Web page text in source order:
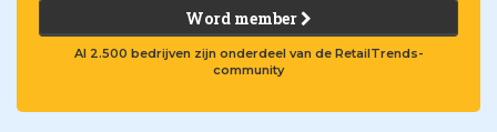
Word member
Al 2.500 bedrijven zijn onderdeel van de RetailTrends-
community